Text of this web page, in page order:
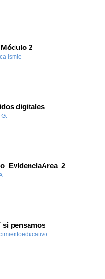
Módulo 2
ismie
digitales
si pensamos
-